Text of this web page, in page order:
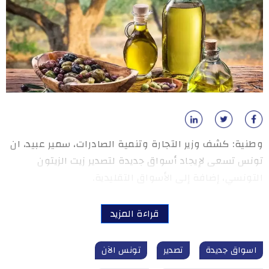
وطنية: كشف وزير التجارة وتنمية الصادرات، سمير عبيد، ان
تونس تسعى لإيجاد أسواق جديدة لتصدير زيت الزيتون
قراءة المزيد
اسواق جديدة تصدير
تونس الآن